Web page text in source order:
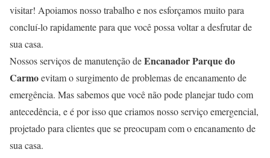
visitar! Apoiamos nosso trabalho e nos esforçamos muito para
concluí-lo rapidamente para que você possa voltar a desfrutar de
sua casa.
Nossos serviços de manutenção deEncanador Parque do
Carmoevitam o surgimento de problemas de encanamento de
emergência. Mas sabemos que você não pode planejar tudo com
antecedência, e é por isso que criamos nosso serviço emergencial,
projetado para clientes que se preocupam com o encanamento de
sua casa.